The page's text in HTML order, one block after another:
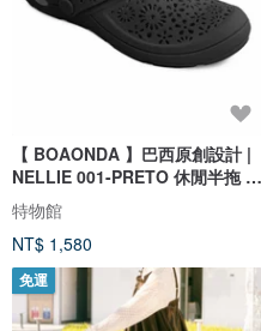
【 BOAONDA 】巴西原創設計 |
NELLIE 001-PRETO 休閒半拖 女
鞋
特物館
NT$ 1,580
免運